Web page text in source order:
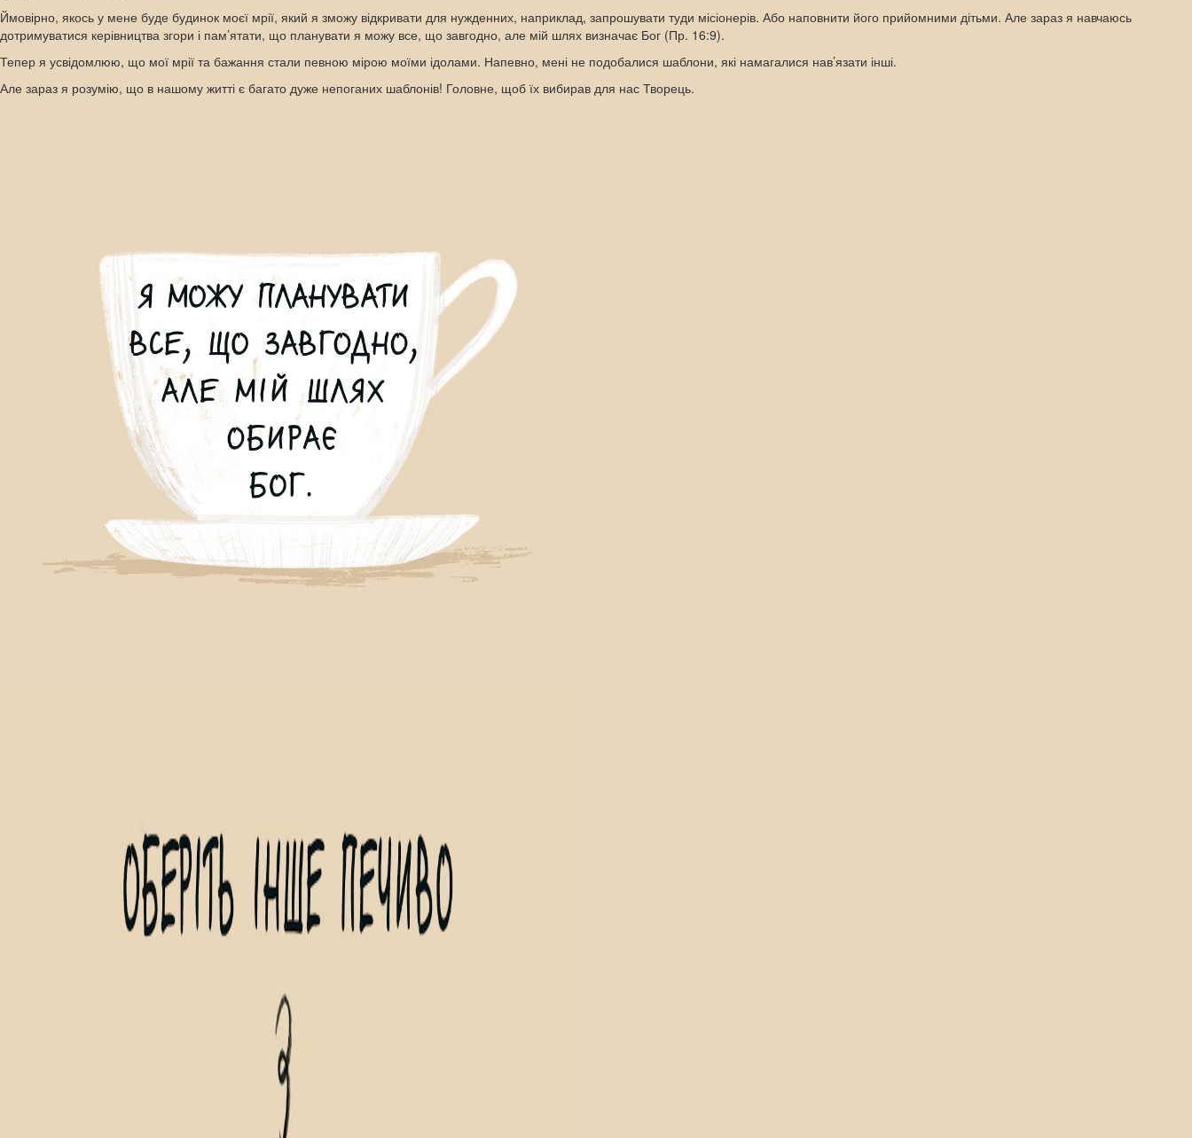
Ймовірно, якось у мене буде будинок моєї мрії, який я зможу відкривати для нужденних, наприклад, запрошувати туди місіонерів. Або наповнити його прийомними дітьми. Але зараз я навчаюсь
дотримуватися керівництва згори і пам’ятати, що планувати я можу все, що завгодно, але мій шлях визначає Бог (Пр. 16:9).
Тепер я усвідомлюю, що мої мрії та бажання стали певною мірою моїми ідолами. Напевно, мені не подобалися шаблони, які намагалися нав’язати інші.
Але зараз я розумію, що в нашому житті є багато дуже непоганих шаблонів! Головне, щоб їх вибирав для нас Творець.